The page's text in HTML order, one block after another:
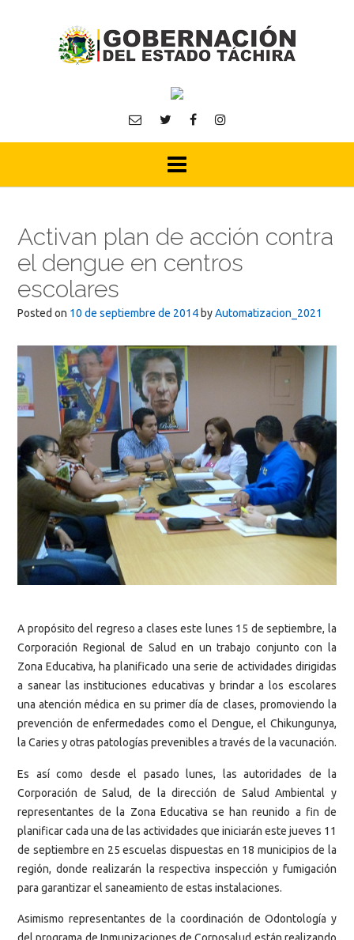
Activan plan de acción contra
el dengue en centros
escolares
Posted on 10 de septiembre de 2014 byAutomatizacion_2021
A propósito del regreso a clases este lunes 15 de septiembre, la
Corporación Regional de Salud en un trabajo conjunto con la
Zona Educativa, ha planificado una serie de actividades dirigidas
a sanear las instituciones educativas y brindar a los escolares
una atención médica en su primer día de clases, promoviendo la
prevención de enfermedades como el Dengue, el Chikungunya,
la Caries y otras patologías prevenibles a través de la vacunación.
Es así como desde el pasado lunes, las autoridades de la
Corporación de Salud, de la dirección de Salud Ambiental y
representantes de la Zona Educativa se han reunido a fin de
planificar cada una de las actividades que iniciarán este jueves 11
de septiembre en 25 escuelas dispuestas en 18 municipios de la
región, donde realizarán la respectiva inspección y fumigación
para garantizar el saneamiento de estas instalaciones.
Asimismo representantes de la coordinación de Odontología y